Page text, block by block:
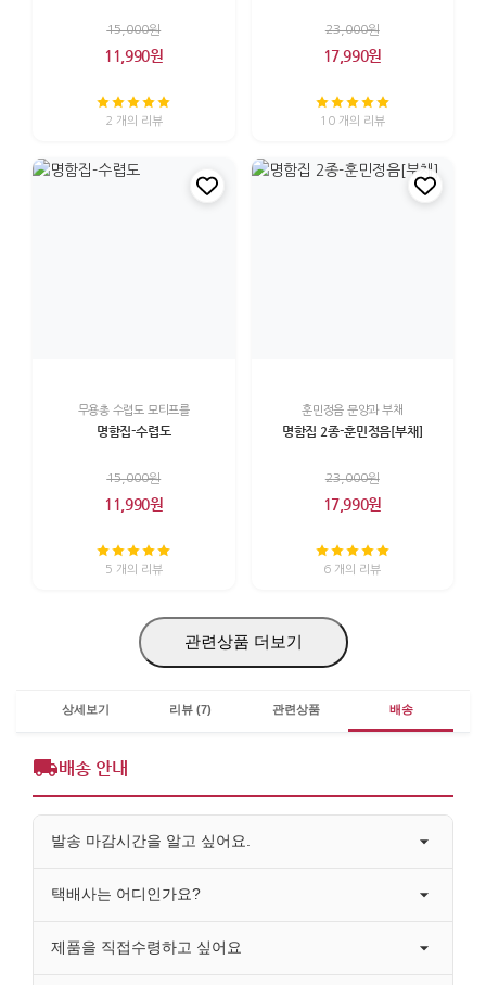
15,000원
11,990원
2 개의 리뷰
23,000원
17,990원
10 개의 리뷰
무용총 수렵도 모티프를
명함집-수렵도
15,000원
11,990원
5 개의 리뷰
훈민정음 문양과 부채
명함집 2종-훈민정음[부채]
23,000원
17,990원
6 개의 리뷰
관련상품 더보기
상세보기 리뷰 (7) 관련상품 배송
배송 안내
발송 마감시간을 알고 싶어요.
택배사는 어디인가요?
제품을 직접수령하고 싶어요